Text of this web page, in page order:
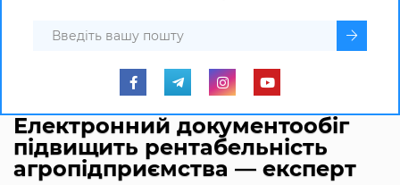
Електронний документообіг
підвищить рентабельність
агропідприємства — експерт